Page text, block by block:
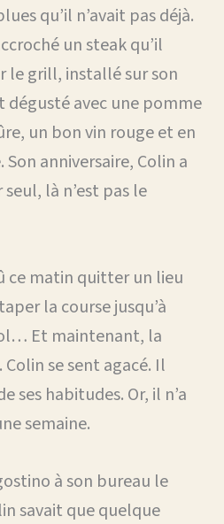
qu’il n’avait pas déjà.
un steak qu’il
le grill, installé sur son
dégusté avec une pomme
un bon vin rouge et en
anniversaire, Colin a
là n’est pas le
ce matin quitter un lieu
la course jusqu’à
Et maintenant, la
se sent agacé. Il
ses habitudes. Or, il n’a
semaine.
à son bureau le
savait que quelque